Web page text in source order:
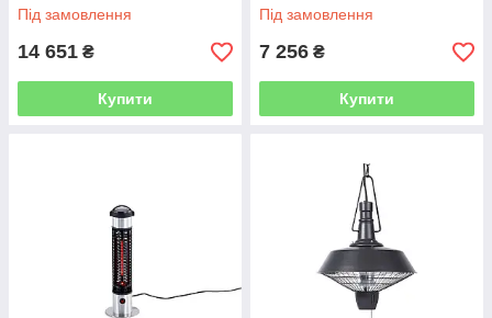
Під замовлення
14 651 ₴
Купити
Під замовлення
7 256 ₴
Купити